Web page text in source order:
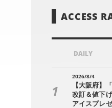
ACCESS
DAILY
2026/8/4
【大阪府】
改訂＆値下
アイスプレ